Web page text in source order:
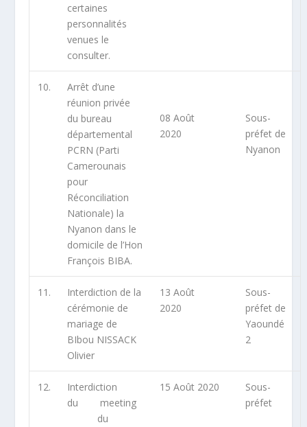
certaines
personnalités
venues le
consulter.
10.
Arrêt d’une
réunion privée
du bureau
départemental
PCRN (Parti
Camerounais
pour
Réconciliation
Nationale) la
Nyanon dans le
domicile de l’Hon
François BIBA.
08 Août
2020
Sous-
préfet de
Nyanon
11.
Interdiction de la
cérémonie de
mariage de
BIbou NISSACK
Olivier
13 Août
2020
Sous-
préfet de
Yaoundé
2
12.
Interdiction
du meeting
du
15 Août 2020
Sous-
préfet